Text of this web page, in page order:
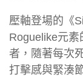
壓軸登場的《
Roguelike元
者，隨著每次
打擊感與緊湊